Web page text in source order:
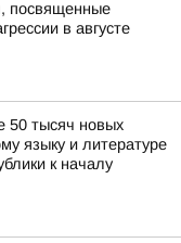
посвященные
в августе
50 тысяч новых
языку и литературе
к началу